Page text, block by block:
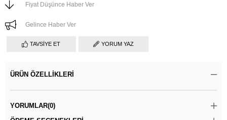
Fiyat Düşünce Haber Ver
Gelince Haber Ver
TAVSIYE ET YORUM YAZ
ÜRÜN ÖZELLIKLERI
YORUMLAR(0)